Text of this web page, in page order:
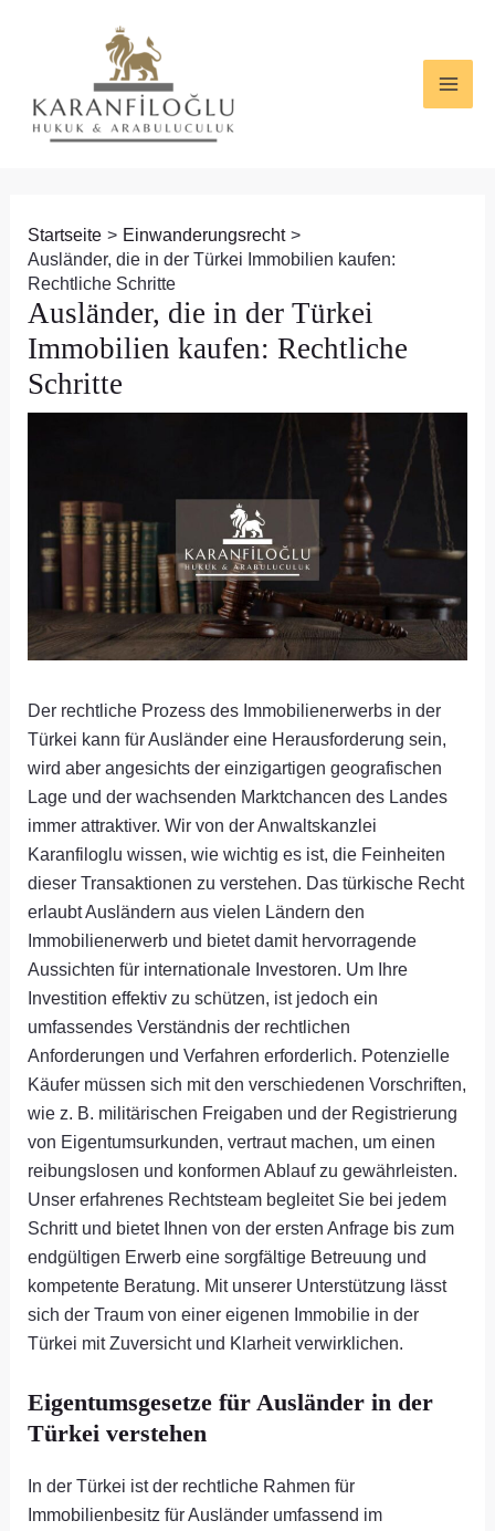
Startseite
Einwanderungsrecht
Ausländer, die in der Türkei Immobilien kaufen:
Rechtliche Schritte
Ausländer, die in der Türkei
Immobilien kaufen: Rechtliche
Schritte
Der rechtliche Prozess des Immobilienerwerbs in der
Türkei kann für Ausländer eine Herausforderung sein,
wird aber angesichts der einzigartigen geografischen
Lage und der wachsenden Marktchancen des Landes
immer attraktiver. Wir von der Anwaltskanzlei
Karanfiloglu wissen, wie wichtig es ist, die Feinheiten
dieser Transaktionen zu verstehen. Das türkische Recht
erlaubt Ausländern aus vielen Ländern den
Immobilienerwerb und bietet damit hervorragende
Aussichten für internationale Investoren. Um Ihre
Investition effektiv zu schützen, ist jedoch ein
umfassendes Verständnis der rechtlichen
Anforderungen und Verfahren erforderlich. Potenzielle
Käufer müssen sich mit den verschiedenen Vorschriften,
wie z. B. militärischen Freigaben und der Registrierung
von Eigentumsurkunden, vertraut machen, um einen
reibungslosen und konformen Ablauf zu gewährleisten.
Unser erfahrenes Rechtsteam begleitet Sie bei jedem
Schritt und bietet Ihnen von der ersten Anfrage bis zum
endgültigen Erwerb eine sorgfältige Betreuung und
kompetente Beratung. Mit unserer Unterstützung lässt
sich der Traum von einer eigenen Immobilie in der
Türkei mit Zuversicht und Klarheit verwirklichen.
Eigentumsgesetze für Ausländer in der
Türkei verstehen
In der Türkei ist der rechtliche Rahmen für
Immobilienbesitz für Ausländer umfassend im